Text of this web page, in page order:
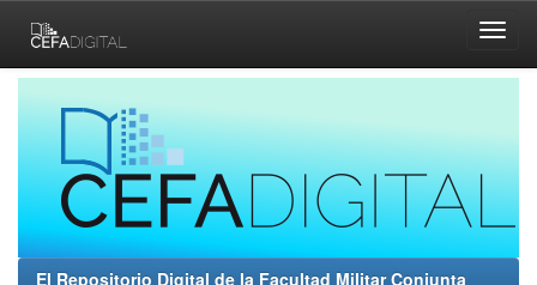
navigation
El Repositorio Digital de la Facultad Militar Conjunta